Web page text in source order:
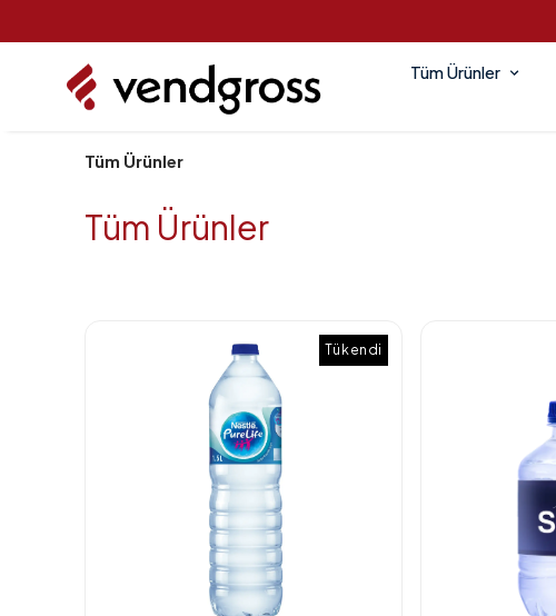
Tüm Ürünler
Tüm Ürünler
Tüm Ürünler
Tükendi